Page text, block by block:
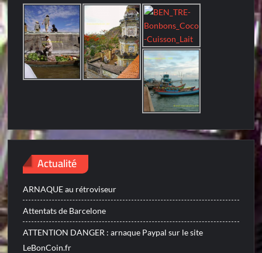
Actualité
ARNAQUE au rétroviseur
Attentats de Barcelone
ATTENTION DANGER : arnaque Paypal sur le site
LeBonCoin.fr